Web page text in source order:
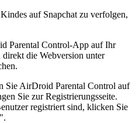
auf Snapchat zu verfolgen,
Parental Control-App auf Ihr
direkt die Webversion unter
Sie AirDroid Parental Control auf
Sie zur Registrierungsseite.
registriert sind, klicken Sie